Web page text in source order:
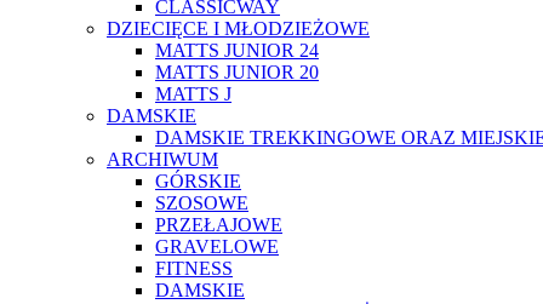
CLASSICWAY
DZIECIĘCE I MŁODZIEŻOWE
MATTS JUNIOR 24
MATTS JUNIOR 20
MATTS J
DAMSKIE
DAMSKIE TREKKINGOWE ORAZ
ARCHIWUM
GÓRSKIE
SZOSOWE
PRZEŁAJOWE
GRAVELOWE
FITNESS
DAMSKIE